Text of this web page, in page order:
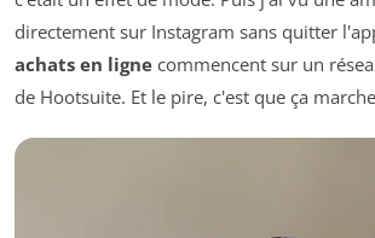
directement sur Instagram sans quitter
achats en ligne commencent sur un
de Hootsuite. Et le pire, c'est que ça